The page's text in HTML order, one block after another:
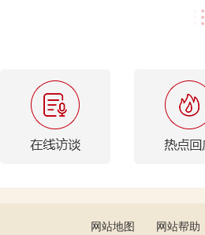
网站地图 网站帮助